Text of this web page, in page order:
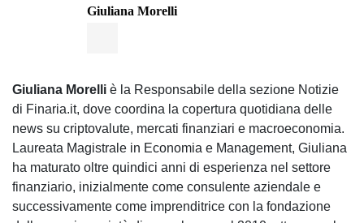
Giuliana Morelli
Giuliana Morelli è la Responsabile della sezione Notizie
di Finaria.it, dove coordina la copertura quotidiana delle
news su criptovalute, mercati finanziari e macroeconomia.
Laureata Magistrale in Economia e Management, Giuliana
ha maturato oltre quindici anni di esperienza nel settore
finanziario, inizialmente come consulente aziendale e
successivamente come imprenditrice con la fondazione